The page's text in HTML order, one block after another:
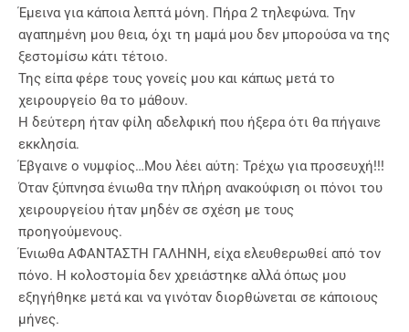
Έμεινα για κάποια λεπτά μόνη. Πήρα 2 τηλεφώνα. Την
αγαπημένη μου θεια, όχι τη μαμά μου δεν μπορούσα να της
ξεστομίσω κάτι τέτοιο.
Της είπα φέρε τους γονείς μου και κάπως μετά το
χειρουργείο θα το μάθουν.
Η δεύτερη ήταν φίλη αδελφική που ήξερα ότι θα πήγαινε
εκκλησία.
Έβγαινε ο νυμφίος…Μου λέει αύτη: Τρέχω για προσευχή!!!
Όταν ξύπνησα ένιωθα την πλήρη ανακούφιση οι πόνοι του
χειρουργείου ήταν μηδέν σε σχέση με τους
προηγούμενους.
Ένιωθα ΑΦΑΝΤΑΣΤΗ ΓΑΛΗΝΗ, είχα ελευθερωθεί από τον
πόνο. Η κολοστομία δεν χρειάστηκε αλλά όπως μου
εξηγήθηκε μετά και να γινόταν διορθώνεται σε κάποιους
μήνες.